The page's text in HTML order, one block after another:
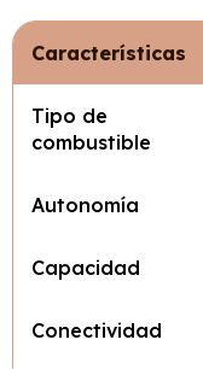
Características
Tipo de
combustible
Autonomía
Capacidad
Conectividad